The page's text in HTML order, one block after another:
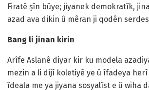
Firatê şîn bûye; jiyanek demokratîk,
azad ava dikin û mêran ji qodên
Bang li jinan kirin
Arîfe Aslanê diyar kir ku modela
mezin a li dijî koletiyê ye û îfadeya
îdeala me ya jiyana sosyalîst e û wiha